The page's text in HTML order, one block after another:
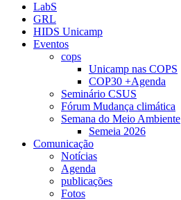
LabS
GRL
HIDS Unicamp
Eventos
cops
Unicamp nas COPS
COP30 +Agenda
Seminário CSUS
Fórum Mudança climática
Semana do Meio Ambiente
Semeia 2026
Comunicação
Notícias
Agenda
publicações
Fotos